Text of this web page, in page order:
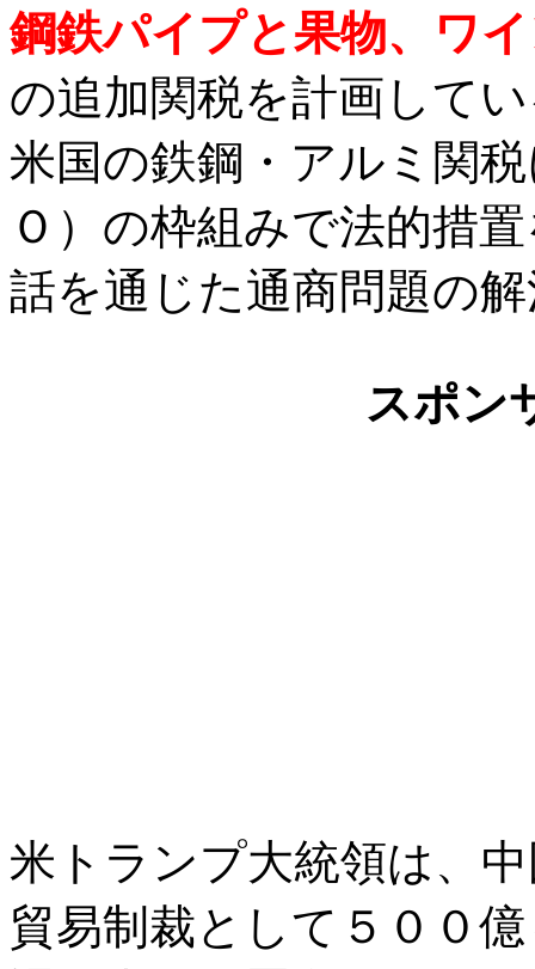
鋼鉄パイプと果物、ワ
の追加関税を計画して
米国の鉄鋼・アルミ関
Ｏ）の枠組みで法的措
話を通じた通商問題の
スポン
米トランプ大統領は、
貿易制裁として５００